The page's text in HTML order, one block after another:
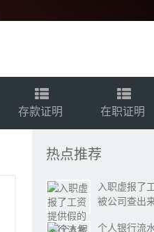
存款证明 在职证明
热点推荐
入职虚报了
被公司查出
个人银行流